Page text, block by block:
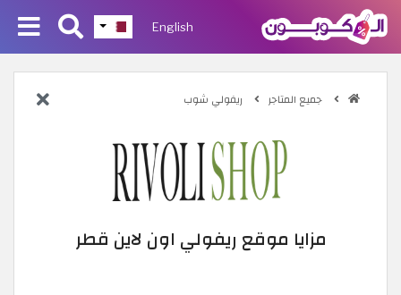
English
جميع المتاجر ريفولي شوب
مزايا موقع ريفولي اون لاين قطر